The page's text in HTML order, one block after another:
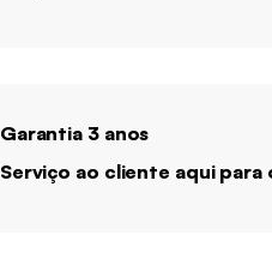
Garantia 3 anos
Serviço ao cliente aqui para